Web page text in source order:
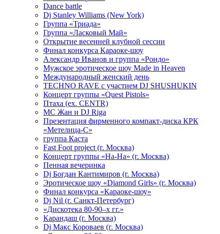
Dance battle
Dj Stanley Williams (New York)
Группа «Триада»
Группа «Ласковый Май»
Открытие весенней клубной сессии
Финал конкурса Караоке-шоу
Александр Иванов и группа «Рондо»
Мужское эротическое шоу Made in Heaven
Международный женский день
TECHNO RAVE с участием DJ SHUSHUKIN
Концерт группы «Quest Pistols»
Птаха (ex. CENTR)
МС Жан и DJ Riga
Презентация фирменного компакт-диска КРК
«Метелица-С»
группа Каста
Fast Foot project (г. Москва)
Концерт группы «На-На» (г. Москва)
Пенная вечеринка
Dj Богдан Кантимиров (г. Москва)
Эротическое шоу «Diamond Girls» (г. Москва)
Финал конкурса «Караоке-шоу»
Dj Nil (г. Санкт-Петербург)
«Дискотека 80-90–х гг.»
Карандаш (г. Москва)
Dj Макс Короваев (г. Москва)